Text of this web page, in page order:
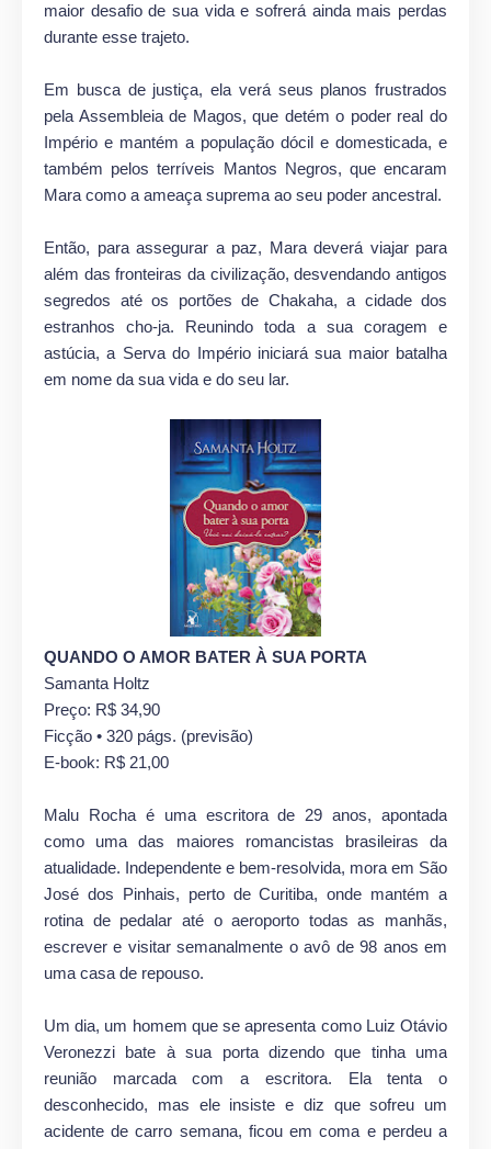
maior desafio de sua vida e sofrerá ainda mais perdas
durante esse trajeto.
Em busca de justiça, ela verá seus planos frustrados
pela Assembleia de Magos, que detém o poder real do
Império e mantém a população dócil e domesticada, e
também pelos terríveis Mantos Negros, que encaram
Mara como a ameaça suprema ao seu poder ancestral.
Então, para assegurar a paz, Mara deverá viajar para
além das fronteiras da civilização, desvendando antigos
segredos até os portões de Chakaha, a cidade dos
estranhos cho-ja. Reunindo toda a sua coragem e
astúcia, a Serva do Império iniciará sua maior batalha
em nome da sua vida e do seu lar.
QUANDO O AMOR BATER À SUA PORTA
Samanta Holtz
Preço: R$ 34,90
Ficção • 320 págs. (previsão)
E-book: R$ 21,00
Malu Rocha é uma escritora de 29 anos, apontada
como uma das maiores romancistas brasileiras da
atualidade. Independente e bem-resolvida, mora em São
José dos Pinhais, perto de Curitiba, onde mantém a
rotina de pedalar até o aeroporto todas as manhãs,
escrever e visitar semanalmente o avô de 98 anos em
uma casa de repouso.
Um dia, um homem que se apresenta como Luiz Otávio
Veronezzi bate à sua porta dizendo que tinha uma
reunião marcada com a escritora. Ela tenta o
desconhecido, mas ele insiste e diz que sofreu um
acidente de carro semana, ficou em coma e perdeu a